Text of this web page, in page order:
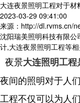
大连夜景照明工程对于材
2023-03-29 09:41:00
来源：http://dl.rvms.cn/
沈阳瑞美照明科技有限公
计,大连夜景照明工程等
夜景大连照明工程
夜间的照明对于人
工程不仅可以为人